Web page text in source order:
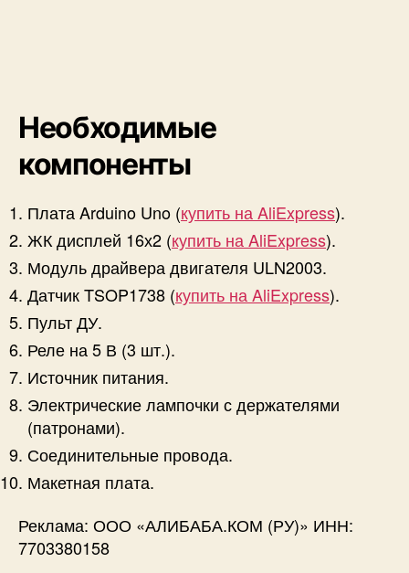
Необходимые
компоненты
Плата Arduino Uno (купить на AliExpress).
ЖК дисплей 16х2 (купить на AliExpress).
Модуль драйвера двигателя ULN2003.
Датчик TSOP1738 (купить на AliExpress).
Пульт ДУ.
Реле на 5 В (3 шт.).
Источник питания.
Электрические лампочки с держателями
(патронами).
Соединительные провода.
Макетная плата.
Реклама: ООО «АЛИБАБА.КОМ (РУ)» ИНН:
7703380158